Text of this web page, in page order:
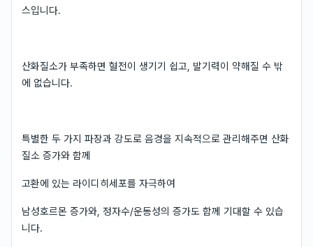
스입니다.
산화질소가 부족하면 혈전이 생기기 쉽고, 발기력이 약해질 수 밖
에 없습니다.
특별한 두 가지 파장과 강도로 음경을 지속적으로 관리해주면 산화
질소 증가와 함께
고환에 있는 라이디히세포를 자극하여
남성호르몬 증가와, 정자수/운동성의 증가도 함께 기대할 수 있습
니다.